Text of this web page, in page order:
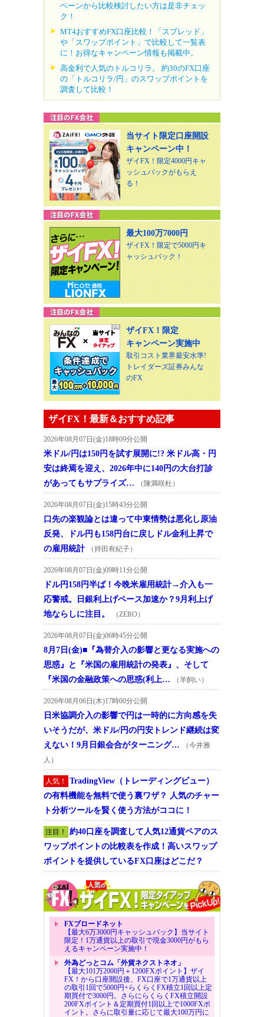
ペーンから比較検討したい方は是非チェッ
ク！
MT4おすすめFX口座比較！「スプレッド」
や「スワップポイント」で比較して一覧表
に！お得なキャンペーン情報も掲載中。
高金利で人気のトルコリラ。 約30のFX口座
の「トルコリラ/円」のスワップポイントを
調査して比較！
当サイト限定口座開設
キャンペーン中！
ザイFX！限定4000円キャ
ッシュバックがもらえ
る！
最大100万7000円
ザイFX！限定で5000円キ
ャッシュバック！
ザイFX！限定
キャンペーン実施中
取引コスト業界最安水準!
トレイダーズ証券みんな
のFX
ザイFX！最新＆おすすめ記事
2026年08月07日(金)18時09分公開
米ドル/円は150円を試す展開に!? 米ドル高・円
安は終焉を迎え、2026年中に140円の大台打診
があってもサプライズ…
（陳満咲杜）
2026年08月07日(金)15時43分公開
口先の楽観論とは違って中東情勢は悪化し原油
反発、ドル円も158円台に戻しドル金利上昇で
の雇用統計
（持田有紀子）
2026年08月07日(金)09時11分公開
ドル円158円半ば！今晩米雇用統計→介入も一
応警戒。日銀利上げペース加速か？9月利上げ
地ならしに注目。
（ZERO）
2026年08月07日(金)06時45分公開
8月7日(金)■『為替介入の影響と更なる実施への
思惑』と『米国の雇用統計の発表』、そして
『米国の金融政策への思惑(利上…
（羊飼い）
2026年08月06日(木)17時00分公開
日米協調介入の影響で円は一時的に方向感を失
いそうだが、米ドル/円の円安トレンド継続は変
えない！9月日銀会合がターニング…
（今井雅
人）
人気！
TradingView（トレーディングビュー）
の有料機能を無料で使う裏ワザ？ 人気のチャー
ト分析ツールを賢く使う方法がココに！
注目！
約40口座を調査して人気12通貨ペアのス
ワップポイントの比較表を作成！高いスワップ
ポイントを提供しているFX口座はどこだ？
FXブロードネット
【最大6万3000円キャッシュバック】当サイト
限定！1万通貨以上の取引で現金3000円がもら
えるキャンペーン実施中！
外為どっとコム「外貨ネクストネオ」
【最大101万2000円＋1200FXポイント】ザイ
FX！から口座開設後、FX口座で1万通貨以上
の取引1回で5000円+らくらくFX積立1回以上定
期買付で3000円。さらにらくらくFX積立開設
200FXポイント＆定期買付1回以上で1000FXポ
イント。さらに取引量に応じて最大100万円に